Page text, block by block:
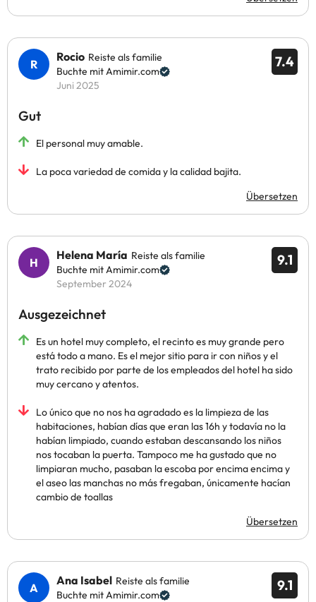
7.4
Rocio Reiste als familie
Buchte mit Amimir.com
Juni 2025
Gut
El personal muy amable.
La poca variedad de comida y la calidad bajita.
Übersetzen
9.1
Helena María Reiste als familie
Buchte mit Amimir.com
September 2024
Ausgezeichnet
Es un hotel muy completo, el recinto es muy grande pero
está todo a mano. Es el mejor sitio para ir con niños y el
trato recibido por parte de los empleados del hotel ha sido
muy cercano y atentos.
Lo único que no nos ha agradado es la limpieza de las
habitaciones, habían días que eran las 16h y todavía no la
habían limpiado, cuando estaban descansando los niños
nos tocaban la puerta. Tampoco me ha gustado que no
limpiaran mucho, pasaban la escoba por encima encima y
el aseo las manchas no más fregaban, únicamente hacían
cambio de toallas
Übersetzen
9.1
Ana Isabel Reiste als familie
Buchte mit Amimir.com